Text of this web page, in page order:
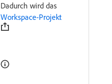
Dadurch wird das
Workspace-Projekt